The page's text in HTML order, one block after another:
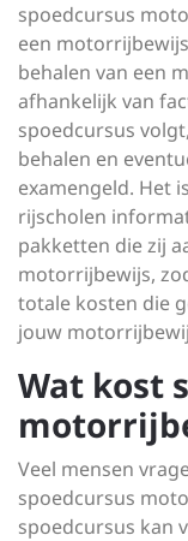
spoedcursus
een
behalen van een
afhankelijk van
spoedcursus
behalen en
examengeld. Het
rijscholen
pakketten die zij
motorrijbewijs,
totale kosten die
jouw
Wat kost
Veel mensen
spoedcursus
spoedcursus kan